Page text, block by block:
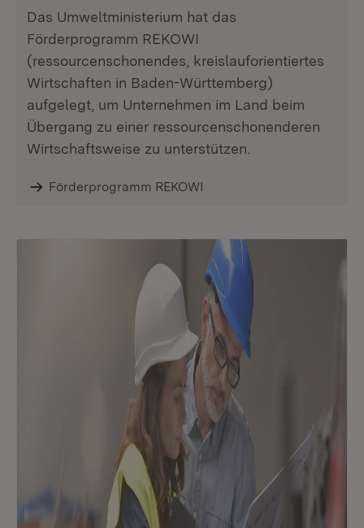
Das Umweltministerium hat das
Förderprogramm REKOWI
(ressourcenschonendes, kreislauforientiertes
Wirtschaften in Baden-Württemberg)
aufgelegt, um Unternehmen im Land beim
Übergang zu einer ressourcenschonenderen
Wirtschaftsweise zu unterstützen.
Förderprogramm REKOWI